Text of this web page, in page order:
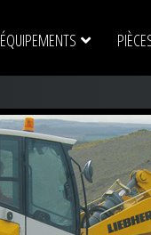
ÉQUIPEMENTS